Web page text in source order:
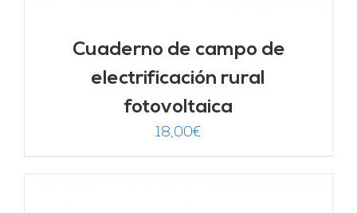
Cuaderno de campo de
electrificación rural
fotovoltaica
18,00€